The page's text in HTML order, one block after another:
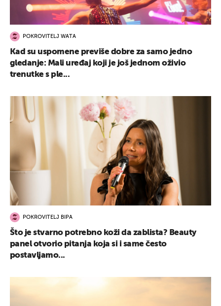
POKROVITELJ WATA
Kad su uspomene previše dobre za samo jedno
gledanje: Mali uređaj koji je još jednom oživio
trenutke s ple...
POKROVITELJ BIPA
Što je stvarno potrebno koži da zablista? Beauty
panel otvorio pitanja koja si i same često
postavljamo...